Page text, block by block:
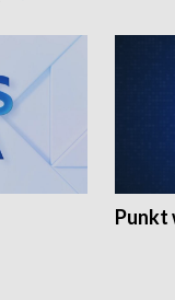
Punkt